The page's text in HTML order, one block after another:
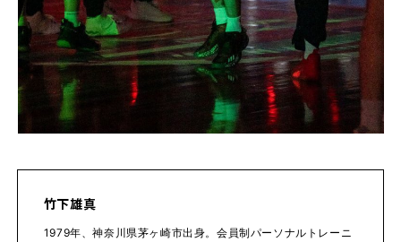
竹下雄真
1979年、神奈川県茅ヶ崎市出身。会員制パーソナルトレーニ